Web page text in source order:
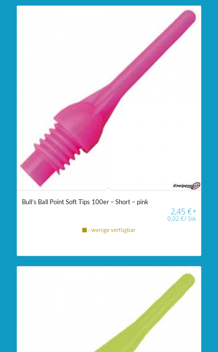
Bull’s Ball Point Soft Tips 100er – Short – pink
2,45€*
0,02€/Stk
- wenige verfügbar